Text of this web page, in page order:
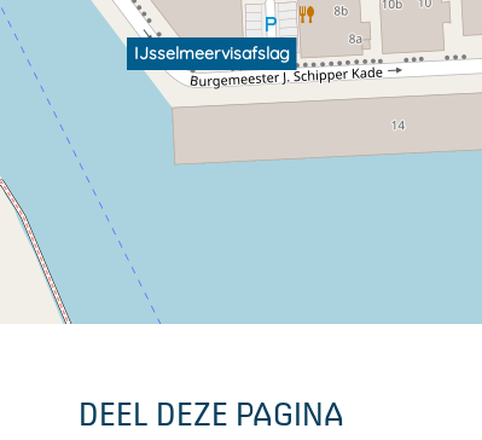
IJsselmeervisafslag
DEEL DEZE PAGINA